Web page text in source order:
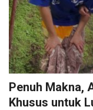
Penuh Makna,
Khusus untuk